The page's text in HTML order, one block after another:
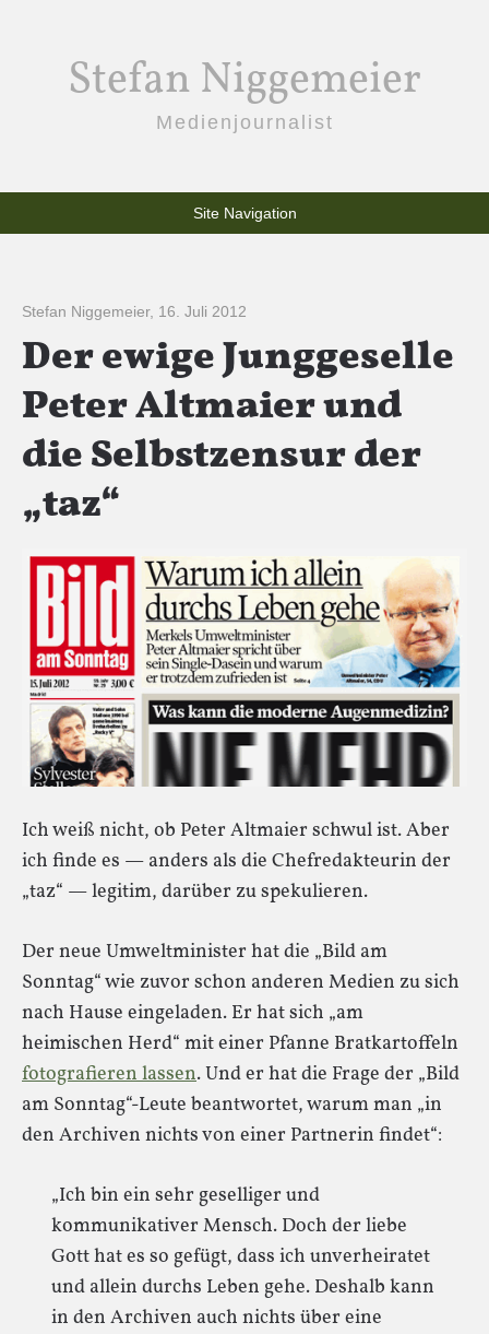
Stefan Niggemeier
Medienjournalist
Site Navigation
Stefan Niggemeier, 16. Juli 2012
Der ewige Junggeselle
Peter Altmaier und
die Selbstzensur der
„taz“
Ich weiß nicht, ob Peter Altmaier schwul ist. Aber
ich finde es — anders als die Chefredakteurin der
„taz“ — legitim, darüber zu spekulieren.
Der neue Umweltminister hat die „Bild am
Sonntag“ wie zuvor schon anderen Medien zu sich
nach Hause eingeladen. Er hat sich „am
heimischen Herd“ mit einer Pfanne Bratkartoffeln
fotografieren lassen. Und er hat die Frage der „Bild
am Sonntag“-Leute beantwortet, warum man „in
den Archiven nichts von einer Partnerin findet“:
„Ich bin ein sehr geselliger und
kommunikativer Mensch. Doch der liebe
Gott hat es so gefügt, dass ich unverheiratet
und allein durchs Leben gehe. Deshalb kann
in den Archiven auch nichts über eine